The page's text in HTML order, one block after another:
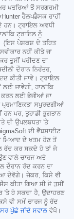
ਖਤਰਿਆਂ ਤੋਂ ਸਰਗਰਮੀ
ਹੈਲਪਡੈਸਕ ਰਾਹੀਂ
ਹਨ। ਟ੍ਰਾਇਲ ਅਵਧੀ
ਟ੍ਰਾਇਲ ਨੂੰ
(ਇਸ ਪੇਸ਼ਕਸ਼ ਦੇ ਤਹਿਤ
ਨਹੀਂ ਕੀਤੇ ਜਾ
ਤੁਸੀਂ ਖਰੀਦਣ ਦਾ
ਦੌਰਾਨ ਨਿਰੰਤਰ,
ਕੀਤੀ ਜਾਵੇ। ਟ੍ਰਾਇਲ
ਲਈ ਜਾਵੇਗੀ, ਹਾਲਾਂਕਿ
ਕਰਨ ਲਈ ਭੇਜੀਆਂ ਜਾ
ਪ੍ਰਮਾਣਿਕਤਾ ਸਪੁਰਦਗੀਆਂ
ਹਨ ਪਰ, ਤੁਹਾਡੀ ਭੁਗਤਾਨ
ਦੀ ਉਪਲਬਧਤਾ 'ਤੇ
ਦੀ ਵੈੱਬਸਾਈਟ
ਮਿਆਦ ਦੇ ਖਤਮ ਹੋਣ ਤੋਂ
ਰੱਦ ਕਰ ਸਕਦੇ ਹੋ ਤਾਂ ਜੋ
ਵਾਲੇ ਚਾਰਜ ਅਤੇ
ਦੌਰਾਨ ਰੱਦ ਕਰਨ ਦਾ
ਦੇਵੋਗੇ। ਜੇਕਰ, ਕਿਸੇ ਵੀ
ਕੀਤਾ ਗਿਆ ਸੀ ਜੋ ਤੁਸੀਂ
'ਤੇ ਹੋ ਸਕਦਾ ਹੈ, ਉਦਾਹਰਣ
ਵੀ ਸਮੇਂ ਚਾਰਜ ਨੂੰ ਰੱਦ
ਪੁੱਛੇ ਜਾਂਦੇ ਸਵਾਲ ਵੇਖੋ।